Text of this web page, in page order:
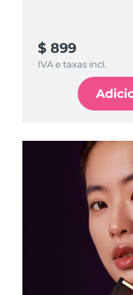
$ 899
IVA e taxas incl.